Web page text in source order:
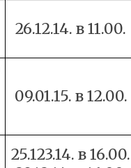
26.12.14. в 11.00.
09.01.15. в 12.00.
25.123.14. в 16.00.